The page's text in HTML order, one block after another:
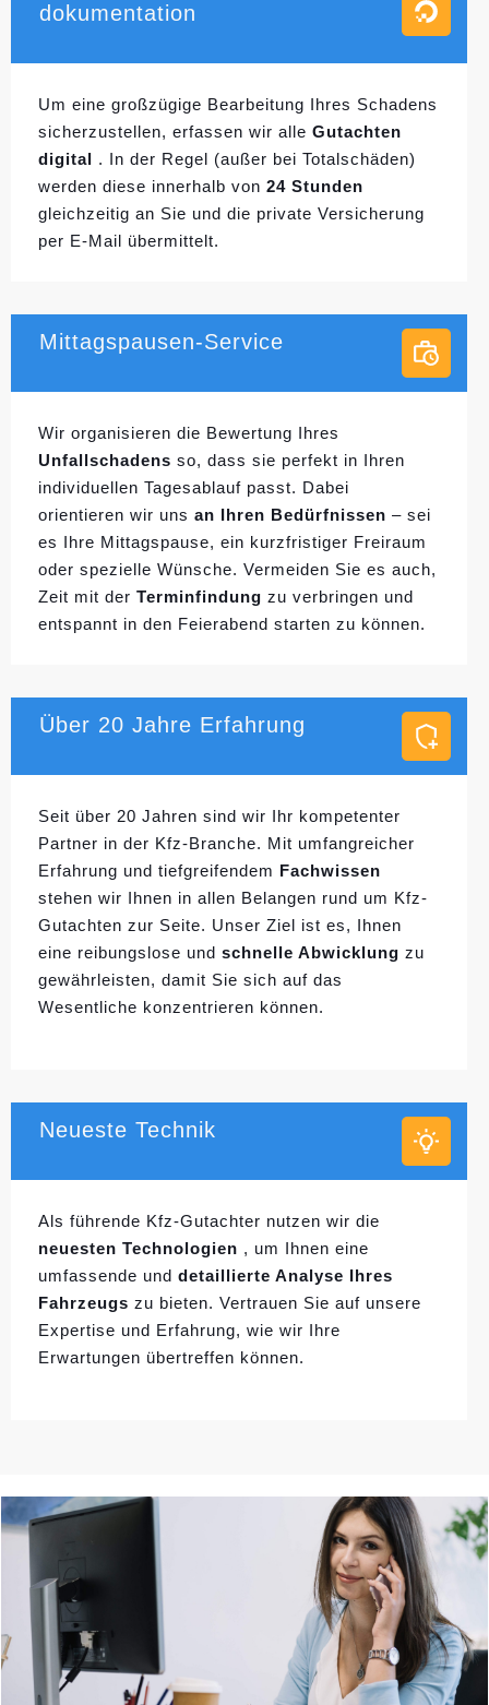
dokumentation
Um eine großzügige Bearbeitung Ihres Schadens
sicherzustellen, erfassen wir alle Gutachten
digital . In der Regel (außer bei Totalschäden)
werden diese innerhalb von 24 Stunden
gleichzeitig an Sie und die private Versicherung
per E-Mail übermittelt.
Mittagspausen-Service
Wir organisieren die Bewertung Ihres
Unfallschadens so, dass sie perfekt in Ihren
individuellen Tagesablauf passt. Dabei
orientieren wir uns an Ihren Bedürfnissen – sei
es Ihre Mittagspause, ein kurzfristiger Freiraum
oder spezielle Wünsche. Vermeiden Sie es auch,
Zeit mit der Terminfindung zu verbringen und
entspannt in den Feierabend starten zu können.
Über 20 Jahre Erfahrung
Seit über 20 Jahren sind wir Ihr kompetenter
Partner in der Kfz-Branche. Mit umfangreicher
Erfahrung und tiefgreifendem Fachwissen
stehen wir Ihnen in allen Belangen rund um Kfz-
Gutachten zur Seite. Unser Ziel ist es, Ihnen
eine reibungslose und schnelle Abwicklung zu
gewährleisten, damit Sie sich auf das
Wesentliche konzentrieren können.
Neueste Technik
Als führende Kfz-Gutachter nutzen wir die
neuesten Technologien , um Ihnen eine
umfassende und detaillierte Analyse Ihres
Fahrzeugs zu bieten. Vertrauen Sie auf unsere
Expertise und Erfahrung, wie wir Ihre
Erwartungen übertreffen können.